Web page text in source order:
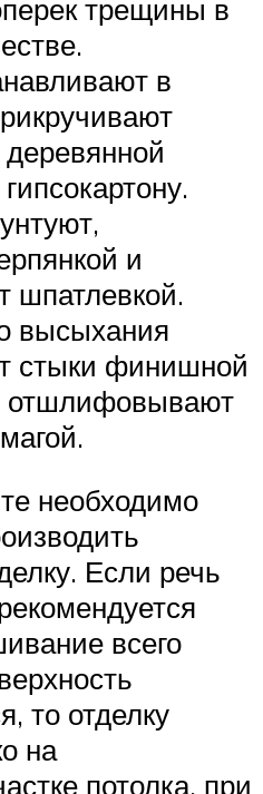
трещины в
в
и
шпатлевкой.
высыхания
стыки финишной
отшлифовывают
необходимо
Если речь
всего
то отделку
на
потолка, при